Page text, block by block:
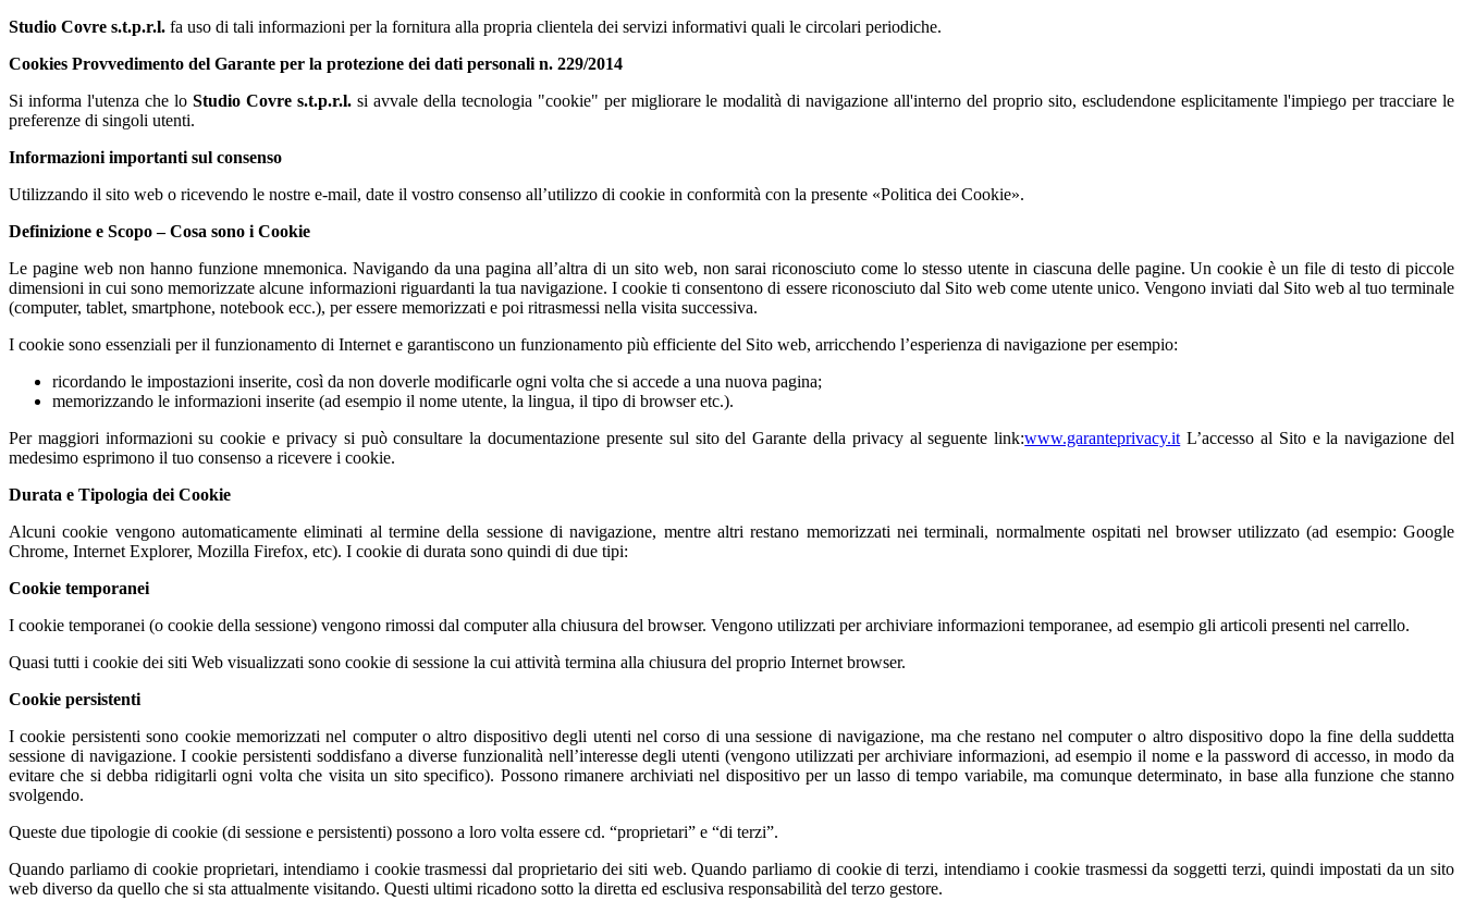
Studio Covre s.t.p.r.l. fa uso di tali informazioni per la fornitura alla propria clientela dei servizi informativi quali le circolari periodiche.
Cookies Provvedimento del Garante per la protezione dei dati personali n. 229/2014
Si informa l'utenza che lo Studio Covre s.t.p.r.l.si avvale della tecnologia "cookie" per migliorare le modalità di navigazione all'interno del proprio sito, escludendone esplicitamente l'impiego per tracciare le
preferenze di singoli utenti.
Informazioni importanti sul consenso
Utilizzando il sito web o ricevendo le nostre e-mail, date il vostro consenso all’utilizzo di cookie in conformità con la presente «Politica dei Cookie».
Definizione e Scopo – Cosa sono i Cookie
Le pagine web non hanno funzione mnemonica. Navigando da una pagina all’altra di un sito web, non sarai riconosciuto come lo stesso utente in ciascuna delle pagine. Un cookie è un file di testo di piccole
dimensioni in cui sono memorizzate alcune informazioni riguardanti la tua navigazione. I cookie ti consentono di essere riconosciuto dal Sito web come utente unico. Vengono inviati dal Sito web al tuo terminale
(computer, tablet, smartphone, notebook ecc.), per essere memorizzati e poi ritrasmessi nella visita successiva.
I cookie sono essenziali per il funzionamento di Internet e garantiscono un funzionamento più efficiente del Sito web, arricchendo l’esperienza di navigazione per esempio:
ricordando le impostazioni inserite, così da non doverle modificarle ogni volta che si accede a una nuova pagina;
memorizzando le informazioni inserite (ad esempio il nome utente, la lingua, il tipo di browser etc.).
Per maggiori informazioni su cookie e privacy si può consultare la documentazione presente sul sito del Garante della privacy al seguente link:www.garanteprivacy.it L’accesso al Sito e la navigazione del
medesimo esprimono il tuo consenso a ricevere i cookie.
Durata e Tipologia dei Cookie
Alcuni cookie vengono automaticamente eliminati al termine della sessione di navigazione, mentre altri restano memorizzati nei terminali, normalmente ospitati nel browser utilizzato (ad esempio: Google
Chrome, Internet Explorer, Mozilla Firefox, etc). I cookie di durata sono quindi di due tipi:
Cookie temporanei
I cookie temporanei (o cookie della sessione) vengono rimossi dal computer alla chiusura del browser. Vengono utilizzati per archiviare informazioni temporanee, ad esempio gli articoli presenti nel carrello.
Quasi tutti i cookie dei siti Web visualizzati sono cookie di sessione la cui attività termina alla chiusura del proprio Internet browser.
Cookie persistenti
I cookie persistenti sono cookie memorizzati nel computer o altro dispositivo degli utenti nel corso di una sessione di navigazione, ma che restano nel computer o altro dispositivo dopo la fine della suddetta
sessione di navigazione. I cookie persistenti soddisfano a diverse funzionalità nell’interesse degli utenti (vengono utilizzati per archiviare informazioni, ad esempio il nome e la password di accesso, in modo da
evitare che si debba ridigitarli ogni volta che visita un sito specifico). Possono rimanere archiviati nel dispositivo per un lasso di tempo variabile, ma comunque determinato, in base alla funzione che stanno
svolgendo.
Queste due tipologie di cookie (di sessione e persistenti) possono a loro volta essere cd. “proprietari” e “di terzi”.
Quando parliamo di cookie proprietari, intendiamo i cookie trasmessi dal proprietario dei siti web. Quando parliamo di cookie di terzi, intendiamo i cookie trasmessi da soggetti terzi, quindi impostati da un sito
web diverso da quello che si sta attualmente visitando. Questi ultimi ricadono sotto la diretta ed esclusiva responsabilità del terzo gestore.